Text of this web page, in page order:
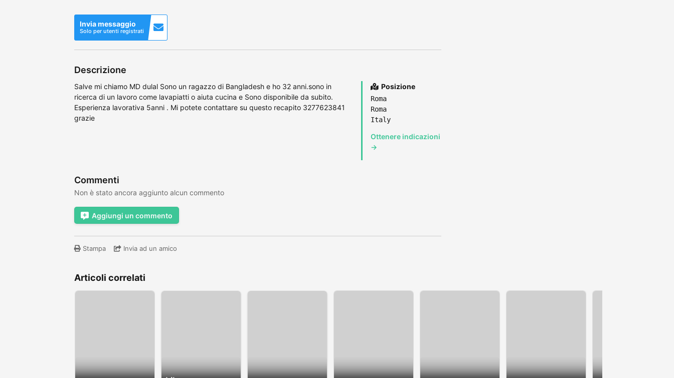
Invia messaggio
Solo per utenti registrati
Descrizione
Salve mi chiamo MD dulal Sono un ragazzo di Bangladesh e ho 32 anni.sono in
ricerca di un lavoro come lavapiatti o aiuta cucina e Sono disponibile da subito.
Esperienza lavorativa 5anni . Mi potete contattare su questo recapito 3277623841
grazie
Posizione
Roma
Roma
Italy
Ottenere indicazioni
→
Commenti
Non è stato ancora aggiunto alcun commento
Aggiungi un commento
Stampa Invia ad un amico
Articoli correlati